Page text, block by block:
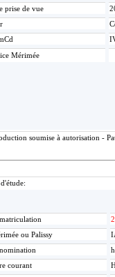
prise de vue
Mérimée
soumise à autorisation -
ou Palissy
courant